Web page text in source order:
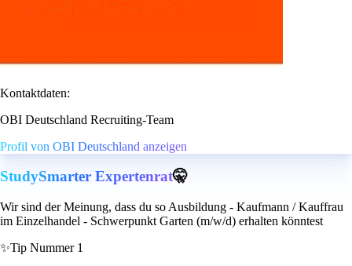
Kontaktdaten:
OBI Deutschland Recruiting-Team
Profil von OBI Deutschland anzeigen
StudySmarter Expertenrat🤫
Wir sind der Meinung, dass du so Ausbildung - Kaufmann / Kauffrau
im Einzelhandel - Schwerpunkt Garten (m/w/d) erhalten könntest
✨Tip Nummer 1